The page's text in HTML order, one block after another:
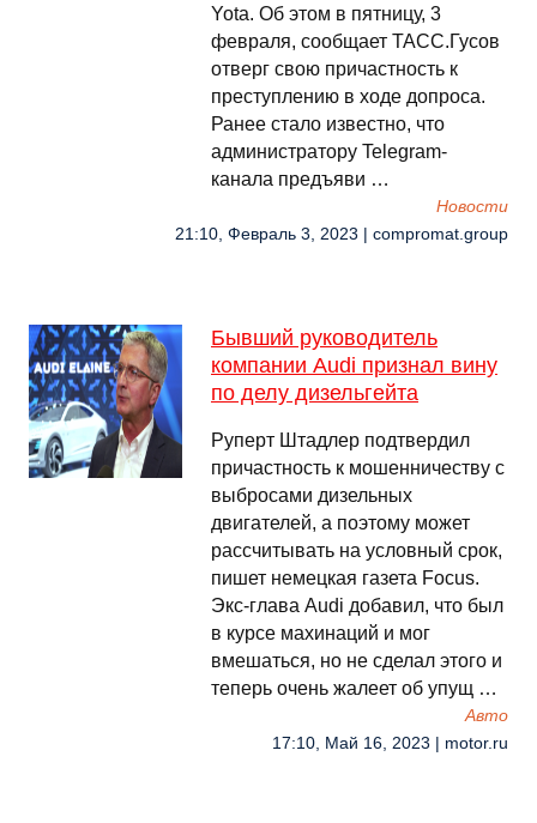
Yota. Об этом в пятницу, 3
февраля, сообщает ТАСС.Гусов
отверг свою причастность к
преступлению в ходе допроса.
Ранее стало известно, что
администратору Telegram-
канала предъяви …
Новости
21:10, Февраль 3, 2023 | compromat.group
Бывший руководитель
компании Audi признал вину
по делу дизельгейта
Руперт Штадлер подтвердил
причастность к мошенничеству с
выбросами дизельных
двигателей, а поэтому может
рассчитывать на условный срок,
пишет немецкая газета Focus.
Экс-глава Audi добавил, что был
в курсе махинаций и мог
вмешаться, но не сделал этого и
теперь очень жалеет об упущ …
Авто
17:10, Май 16, 2023 | motor.ru